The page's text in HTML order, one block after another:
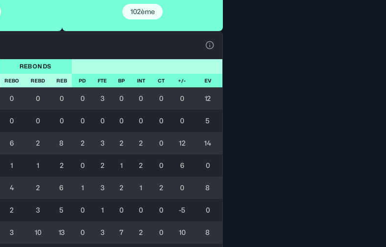
102ème
REBONDS
REBO REBD REB PD FTE BP INT CT +/- EV
0 0 0 0 3 0 0 0 0 12
0 0 0 0 0 0 0 0 0 5
6 2 8 2 3 2 2 0 12 14
1 1 2 0 2 1 2 0 6 0
4 2 6 1 3 2 1 2 0 8
2 3 5 0 1 0 0 0 -5 0
3 10 13 0 3 7 2 0 10 8